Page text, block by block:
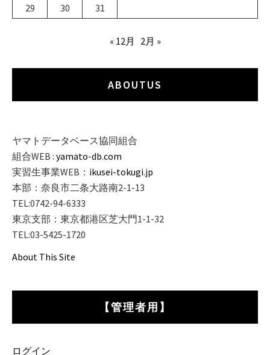
29
30 31
« 12月 2月 »
ABOUTUS
ヤマトデータベース協同組合
組合WEB : yamato-db.com
実習生事業WEB： ikusei-tokugi.jp
本部：奈良市二条大路南2-1-13
TEL:0742-94-6333
東京支部：東京都港区芝大門1-1-32
TEL:03-5425-1720
About This Site
【管理者用】
ログイン